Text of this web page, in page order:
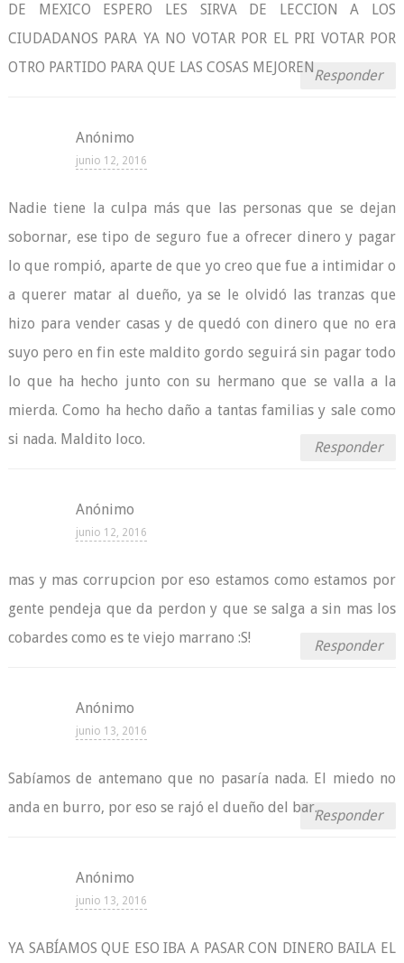
DE MEXICO ESPERO LES SIRVA DE LECCION A LOS
CIUDADANOS PARA YA NO VOTAR POR EL PRI VOTAR POR
OTRO PARTIDO PARA QUE LAS COSAS MEJORENResponder
Anónimo
junio 12, 2016
Nadie tiene la culpa más que las personas que se dejan
sobornar, ese tipo de seguro fue a ofrecer dinero y pagar
lo que rompió, aparte de que yo creo que fue a intimidar o
a querer matar al dueño, ya se le olvidó las tranzas que
hizo para vender casas y de quedó con dinero que no era
suyo pero en fin este maldito gordo seguirá sin pagar todo
lo que ha hecho junto con su hermano que se valla a la
mierda. Como ha hecho daño a tantas familias y sale como
si nada. Maldito loco.
Responder
Anónimo
junio 12, 2016
mas y mas corrupcion por eso estamos como estamos por
gente pendeja que da perdon y que se salga a sin mas los
cobardes como es te viejo marrano :S!
Responder
Anónimo
junio 13, 2016
Sabíamos de antemano que no pasaría nada. El miedo no
anda en burro, por eso se rajó el dueño del bar.Responder
Anónimo
junio 13, 2016
YA SABÍAMOS QUE ESO IBA A PASAR CON DINERO BAILA EL